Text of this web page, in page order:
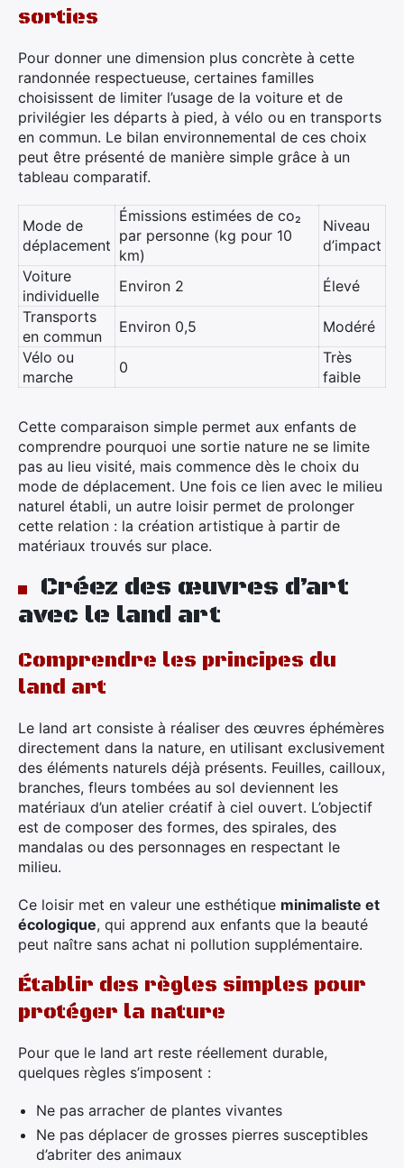
sorties
Pour donner une dimension plus concrète à cette
randonnée respectueuse, certaines familles
choisissent de limiter l’usage de la voiture et de
privilégier les départs à pied, à vélo ou en transports
en commun. Le bilan environnemental de ces choix
peut être présenté de manière simple grâce à un
tableau comparatif.
Mode de
déplacement
Émissions estimées de co₂
par personne (kg pour 10
km)
Niveau
d’impact
Voiture
individuelle
Environ 2
Élevé
Transports
en commun
Environ 0,5
Modéré
Vélo ou
marche
0
Très
faible
Cette comparaison simple permet aux enfants de
comprendre pourquoi une sortie nature ne se limite
pas au lieu visité, mais commence dès le choix du
mode de déplacement. Une fois ce lien avec le milieu
naturel établi, un autre loisir permet de prolonger
cette relation : la création artistique à partir de
matériaux trouvés sur place.
Créez des œuvres d’art
avec le land art
Comprendre les principes du
land art
Le land art consiste à réaliser des œuvres éphémères
directement dans la nature, en utilisant exclusivement
des éléments naturels déjà présents. Feuilles, cailloux,
branches, fleurs tombées au sol deviennent les
matériaux d’un atelier créatif à ciel ouvert. L’objectif
est de composer des formes, des spirales, des
mandalas ou des personnages en respectant le
milieu.
Ce loisir met en valeur une esthétique minimaliste et
écologique, qui apprend aux enfants que la beauté
peut naître sans achat ni pollution supplémentaire.
Établir des règles simples pour
protéger la nature
Pour que le land art reste réellement durable,
quelques règles s’imposent :
Ne pas arracher de plantes vivantes
Ne pas déplacer de grosses pierres susceptibles
d’abriter des animaux